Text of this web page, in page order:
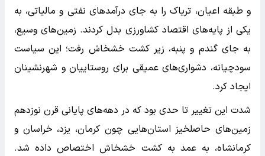
و طبقه اعیان، تریاک را به جای درآمدهای نفتی و مالیاتی، به
یکی از پایه‌های اقتصاد کشاورزی بدل کردند. زمین‌های وسیع،
به جای گندم و پنبه، زیر کشت خشخاش رفت؛ این سیاست
سودچیانه، دشواری‌های عمیقی برای روستاییان و شهرنشینان
ایجاد کرد.
شدت این تغییر تا حدی بود که در دهه‌های پایانی قرن نوزدهم
زمین‌های حاصلخیز استان‌هایی چون کرمان، یزد، خراسان و
کرمانشاه، به عمد به کشت خشخاش اختصاص داده شد.